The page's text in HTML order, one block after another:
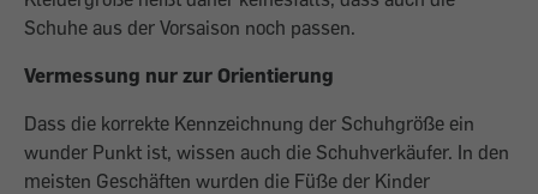
Schuhe aus der Vorsaison noch passen.
Vermessung nur zur Orientierung
Dass die korrekte Kennzeichnung der Schuhgröße ein
wunder Punkt ist, wissen auch die Schuhverkäufer. In den
meisten Geschäften wurden die Füße der Kinder